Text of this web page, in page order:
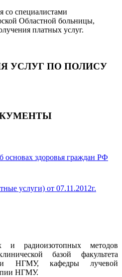
со специалистами
Областной больницы,
платных услуг.
УСЛУГ ПО ПОЛИСУ
основах здоровья граждан РФ
услуги) от 07.11.2012г.
и радиоизотопных методов
базой факультета
НГМУ, кафедры лучевой
НГМУ.